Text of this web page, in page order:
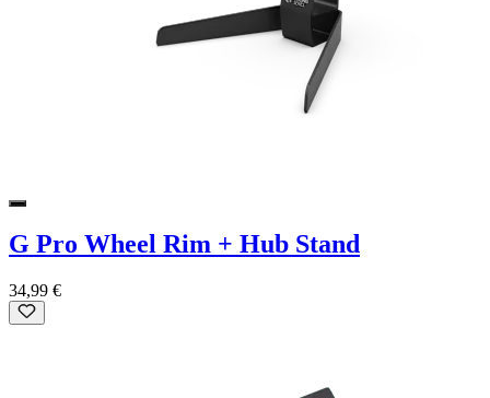
G Pro Wheel Rim + Hub Stand
34,99 €